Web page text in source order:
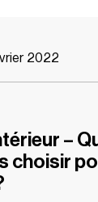
2022
–
choisir